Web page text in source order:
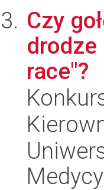
Czy
race"?